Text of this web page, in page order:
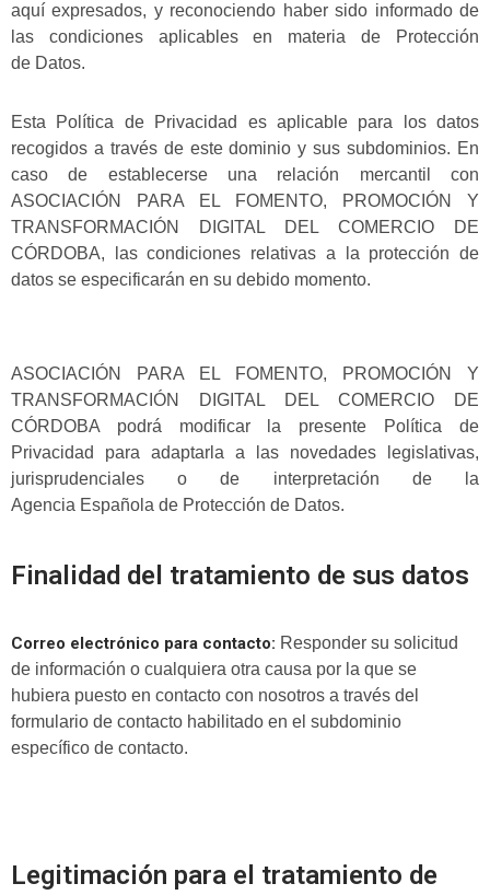
aquí expresados, y reconociendo haber sido informado de
las condiciones aplicables en materia de Protección
de Datos.
Esta Política de Privacidad es aplicable para los datos
recogidos a través de este dominio y sus subdominios. En
caso de establecerse una relación mercantil con
ASOCIACIÓN PARA EL FOMENTO, PROMOCIÓN Y
TRANSFORMACIÓN DIGITAL DEL COMERCIO DE
CÓRDOBA, las condiciones relativas a la protección de
datos se especificarán en su debido momento.
ASOCIACIÓN PARA EL FOMENTO, PROMOCIÓN Y
TRANSFORMACIÓN DIGITAL DEL COMERCIO DE
CÓRDOBA podrá modificar la presente Política de
Privacidad para adaptarla a las novedades legislativas,
jurisprudenciales o de interpretación de la
Agencia Española de Protección de Datos.
Finalidad del tratamiento de sus datos
Correo electrónico para contacto: Responder su solicitud
de información o cualquiera otra causa por la que se
hubiera puesto en contacto con nosotros a través del
formulario de contacto habilitado en el subdominio
específico de contacto.
Legitimación para el tratamiento de